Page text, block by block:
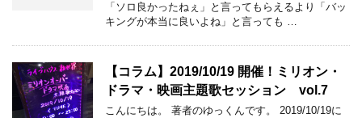
「ソロ良かったねぇ」と言ってもらえるより「バッ
キングが本当に良いよね」と言っても …
【コラム】2019/10/19 開催！ミリオン・
ドラマ・映画主題歌セッション vol.7
こんにちは。 著者のゆっくんです。 2019/10/19に